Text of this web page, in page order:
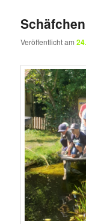
Veröffentlicht am